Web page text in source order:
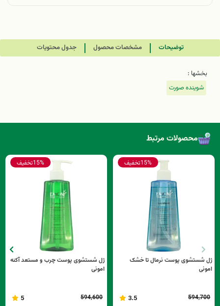
توضیحات مشخصات محصول جدول محتویات
بخشها :
شوینده صورت
محصولات مرتبط
15%تخفیف
ژل شستشوی پوست نرمال تا خشک
امونی
594,700
3.5
15%تخفیف
ژل شستشوی پوست چرب و مستعد آکنه
امونی
594,600
5